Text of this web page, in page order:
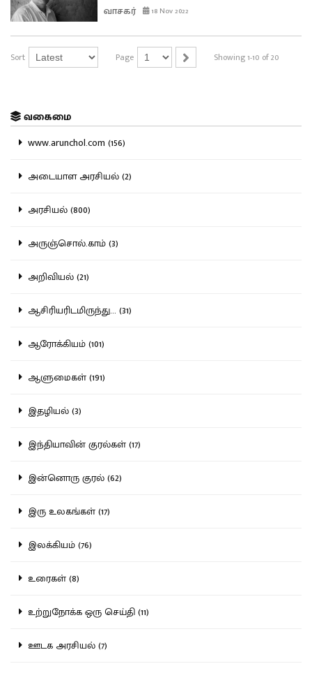
வாசகர் 18 Nov 2022
Sort Page Showing 1-10 of 20
வகைமை
www.arunchol.com (156)
அடையாள அரசியல் (2)
அரசியல் (800)
அருஞ்சொல்.காம் (3)
அறிவியல் (21)
ஆசிரியரிடமிருந்து... (31)
ஆரோக்கியம் (101)
ஆளுமைகள் (191)
இதழியல் (3)
இந்தியாவின் குரல்கள் (17)
இன்னொரு குரல் (62)
இரு உலகங்கள் (17)
இலக்கியம் (76)
உரைகள் (8)
உற்றுநோக்க ஒரு செய்தி (11)
ஊடக அரசியல் (7)